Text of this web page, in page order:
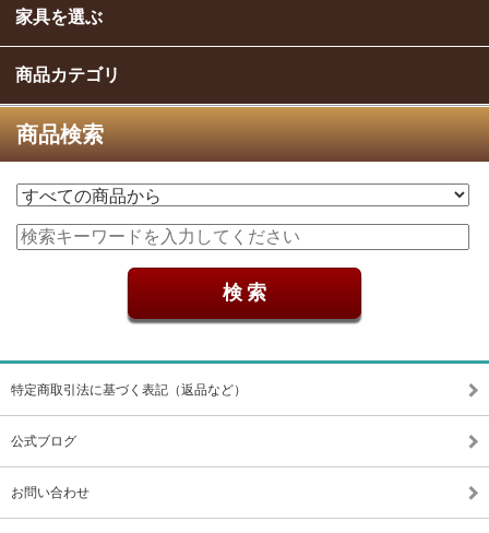
家具を選ぶ
商品カテゴリ
商品検索
特定商取引法に基づく表記（返品など）
公式ブログ
お問い合わせ